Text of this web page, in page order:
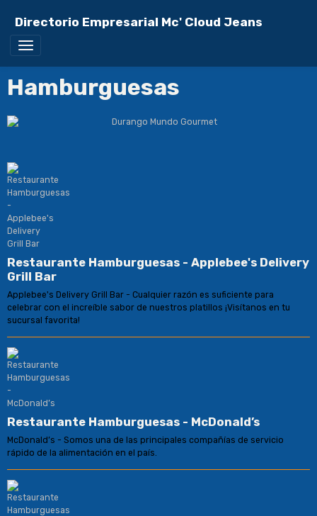
Directorio Empresarial Mc' Cloud Jeans
Hamburguesas
Restaurante Hamburguesas - Applebee's Delivery
Grill Bar
Applebee's Delivery Grill Bar - Cualquier razón es suficiente para
celebrar con el increíble sabor de nuestros platillos ¡Visítanos en tu
sucursal favorita!
Restaurante Hamburguesas - McDonald’s
McDonald’s - Somos una de las principales compañías de servicio
rápido de la alimentación en el país.